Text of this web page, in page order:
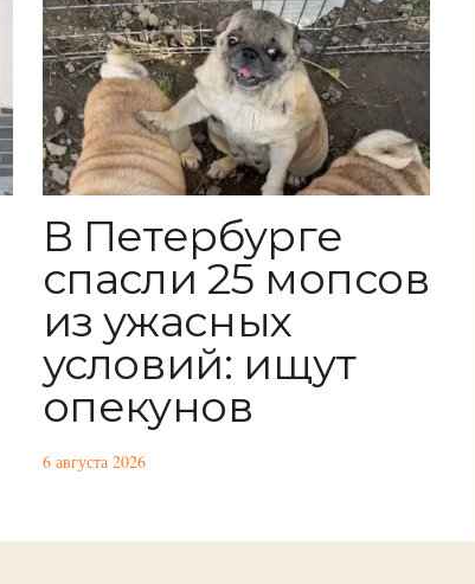
В Петербурге
спасли 25 мопсов
из ужасных
условий: ищут
опекунов
6 августа 2026